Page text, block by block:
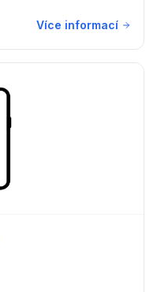
Více informací